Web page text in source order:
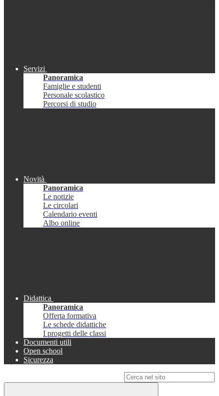
Servizi
Panoramica
Famiglie e studenti
Personale scolastico
Percorsi di studio
Novità
Panoramica
Le notizie
Le circolari
Calendario eventi
Albo online
Didattica
Panoramica
Offerta formativa
Le schede didattiche
I progetti delle classi
Documenti utili
Open school
Sicurezza